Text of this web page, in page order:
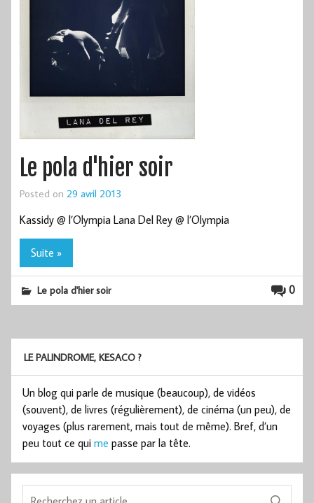
Le pola d'hier soir
Posted on 29 avril 2013
Kassidy @ l’Olympia Lana Del Rey @ l’Olympia
Suite »
0
Le pola d'hier soir
LE PALINDROME, KESACO ?
Un blog qui parle de musique (beaucoup), de vidéos
(souvent), de livres (régulièrement), de cinéma (un peu), de
voyages (plus rarement, mais tout de même). Bref, d’un
peu tout ce qui me passe par la tête.